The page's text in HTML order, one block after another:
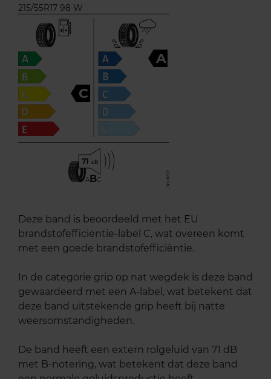
215/55R17 98 W
C
A
71
ABC
Deze band is beoordeeld met het EU
brandstofefficiëntie-label C, wat overeen komt
met een goede brandstofefficiëntie.
In de categorie grip op nat wegdek is deze band
gewaardeerd met een A-label, wat betekent dat
deze band uitstekende grip heeft bij natte
weersomstandigheden.
De band heeft een extern rolgeluid van 71 dB
met B-notering, wat betekent dat deze band